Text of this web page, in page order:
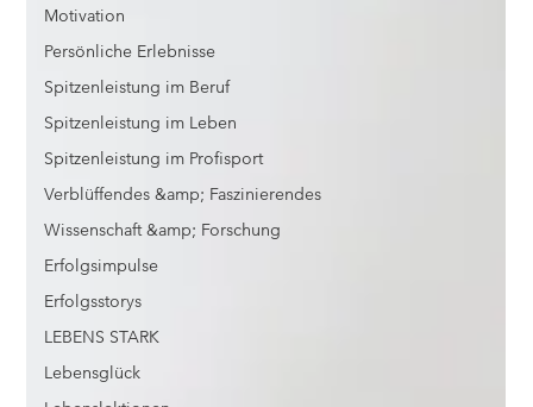
Motivation
Persönliche Erlebnisse
Spitzenleistung im Beruf
Spitzenleistung im Leben
Spitzenleistung im Profisport
Verblüffendes &amp; Faszinierendes
Wissenschaft &amp; Forschung
Erfolgsimpulse
Erfolgsstorys
LEBENS STARK
Lebensglück